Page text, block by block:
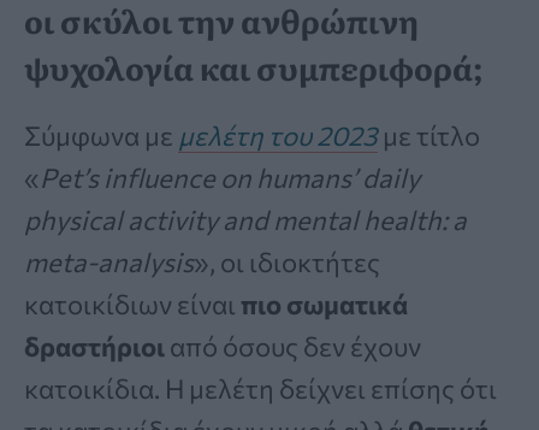
οι σκύλοι την ανθρώπινη
ψυχολογία και συμπεριφορά;
Σύμφωνα με μελέτη του 2023με τίτλο
«Pet’s influence on humans’ daily
physical activity and mental health: a
meta-analysis», οι ιδιοκτήτες
κατοικίδιων είναι πιο σωματικά
δραστήριοιαπό όσους δεν έχουν
κατοικίδια. Η μελέτη δείχνει επίσης ότι